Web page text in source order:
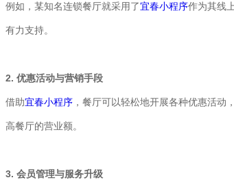
例如，某知名连锁餐厅就采用了宜春小程序作为其线
有力支持。
2. 优惠活动与营销手段
借助宜春小程序 ，餐厅可以轻松地开展各种优惠活
高餐厅的营业额。
3. 会员管理与服务升级